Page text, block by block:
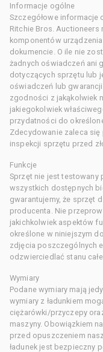
Informacje ogólne
Szczegółowe informacje
Ritchie Bros. Auctioneers
komponentów
dokumencie. O ile nie
żadnych oświadczeń ani
dotyczących sprzętu lub
oświadczeń lub
zgodności z jakąkolwiek
jakiegokolwiek
przydatności do
Zdecydowanie zaleca się
inspekcji sprzętu przed
Funkcje
Sprzęt nie jest testowany
wszystkich dostępnych
gwarantujemy, że sprzęt
producenta. Nie
jakichkolwiek aspektów
określone w niniejszym
zdjęcia poszczególnych
odzwierciedlać stanu
Wymiary
Podane wymiary mają
wymiary z ładunkiem
ciężarówki/przyczepy
maszyny. Obowiązkiem
przed opuszczeniem
ładunek jest bezpieczny